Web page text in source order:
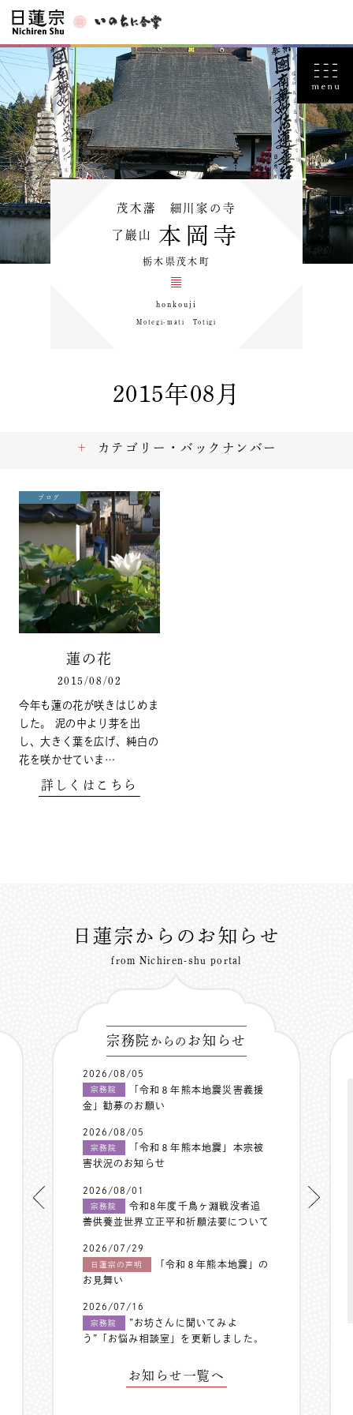
茂木藩 細川家の寺
了巖山 本岡寺
栃木県茂木町
honkouji
Motegi-mati Totigi
2015年08月
ブログ
蓮の花
2015/08/02
今年も蓮の花が咲きはじめま
した。 泥の中より芽を出
し、大きく葉を広げ、純白の
花を咲かせていま…
詳しくはこちら
カテゴリー・バックナンバー
日蓮宗からのお知らせ
from Nichiren-shu portal
宗務院 からの お知らせ
2026/08/05
宗務院
「令和８年熊本地震災害義援
金」勧募のお願い
2026/08/05
宗務院
「令和８年熊本地震」本宗被
害状況のお知らせ
2026/08/01
宗務院
令和8年度千鳥ヶ淵戦没者追
善供養並世界立正平和祈願法要について
2026/07/29
日蓮宗の声明
「令和８年熊本地震」の
お見舞い
2026/07/16
宗務院
”お坊さんに聞いてみよ
う”「お悩み相談室」を更新しました。
お知らせ一覧へ